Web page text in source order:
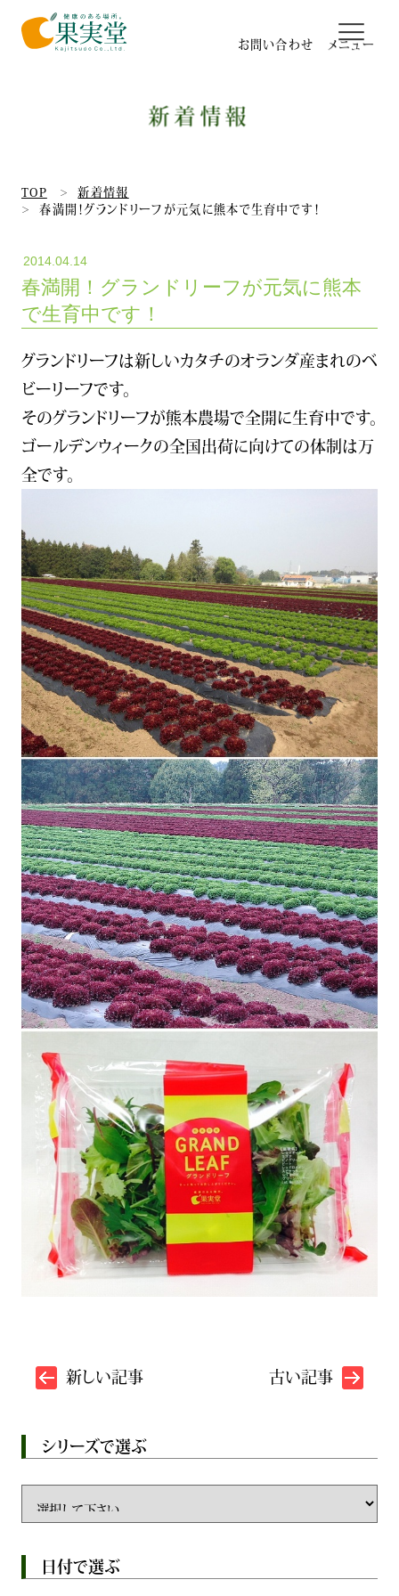
お問い合わせ
果実堂のパッキング工場
研究所&品質管理
高瀬式14回転ハウス
DX戦略
会社概要
採用情報
IR情報
アーカイブス
新着情報
新着情報
TOP
新着情報
春満開！グランドリーフが元気に熊本で生育中です！
2014.04.14
春満開！グランドリーフが元気に熊本
で生育中です！
グランドリーフは新しいカタチのオランダ産まれのベ
ビーリーフです。
そのグランドリーフが熊本農場で全開に生育中です。
ゴールデンウィークの全国出荷に向けての体制は万
全です。
古い記事
新しい記事
シリーズで選ぶ
日付で選ぶ